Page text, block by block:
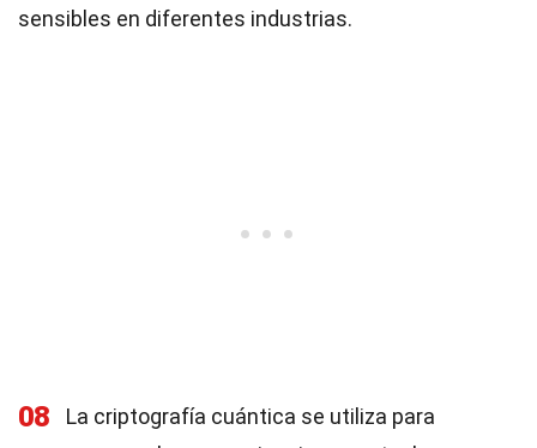
sensibles en diferentes industrias.
08
La criptografía cuántica se utiliza para